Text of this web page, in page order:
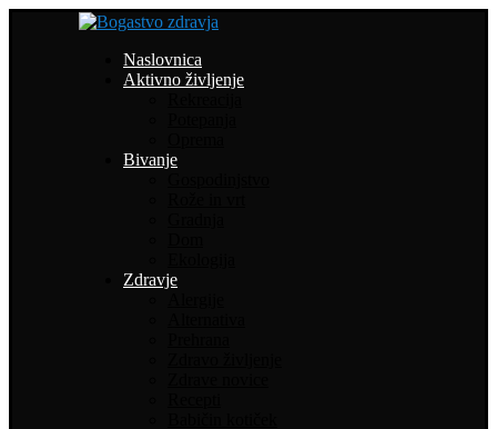
Naslovnica
Aktivno življenje
Bivanje
Zdravje